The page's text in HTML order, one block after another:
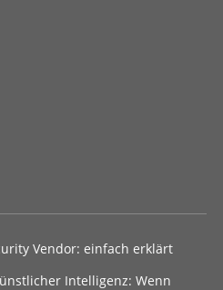
Vendor: einfach erklärt
Intelligenz: Wenn